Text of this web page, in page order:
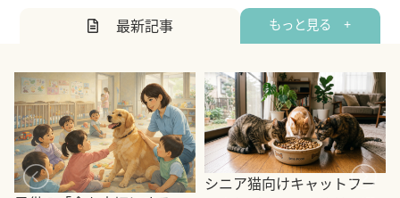
最新記事 もっと見る +
シニア猫向けキャットフー